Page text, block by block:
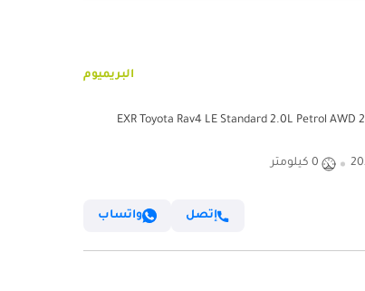
البريميوم
0 كيلومتر
إتصل واتساب